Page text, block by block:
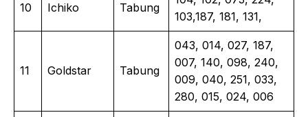
10 Ichiko Tabung
103,187, 181, 131,
11 Goldstar Tabung
043, 014, 027, 187,
007, 140, 098, 240,
009, 040, 251, 033,
280, 015, 024, 006